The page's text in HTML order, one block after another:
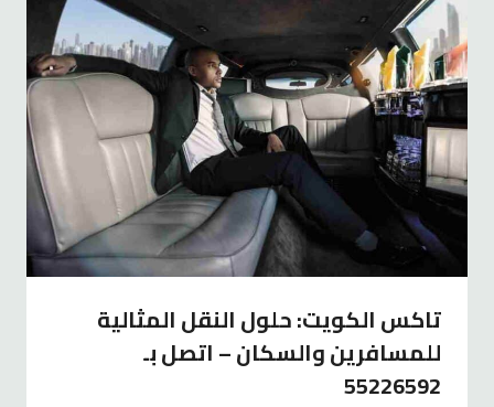
تاكس الكويت: حلول النقل المثالية
للمسافرين والسكان – اتصل بـ
55226592